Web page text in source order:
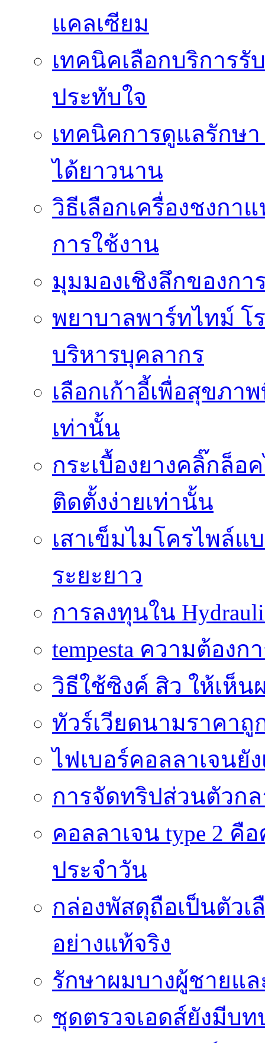
แคลเซียม
เทคนิคเลือกบริการรั
ประทับใจ
เทคนิคการดูแลรักษา
ได้ยาวนาน
วิธีเลือกเครื่องชงกา
การใช้งาน
มุมมองเชิงลึกของก
พยาบาลพาร์ทไทม์ โ
บริหารบุคลากร
เลือกเก้าอี้เพื่อสุขภา
เท่านั้น
กระเบื้องยางคลิ๊กล็อ
ติดตั้งง่ายเท่านั้น
เสาเข็มไมโครไพล์
ระยะยาว
การลงทุนใน
tempesta ความต้อง
วิธีใช้ซิงค์ สิว ให้เห็
ทัวร์เวียดนามราคาถู
ไฟเบอร์คอลลาเจนยั
การจัดทริปส่วนตัวก
คอลลาเจน type 2
ประจำวัน
กล่องพัสดุถือเป็นตัว
อย่างแท้จริง
รักษาผมบางผู้ชายแ
ชุดตรวจเอดส์ยังมีบ